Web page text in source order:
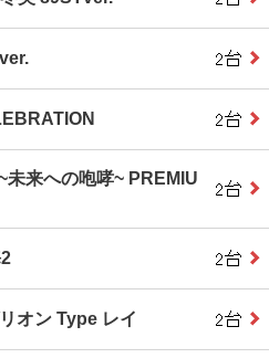
未来への咆哮~ PREMIU
オン Type レイ